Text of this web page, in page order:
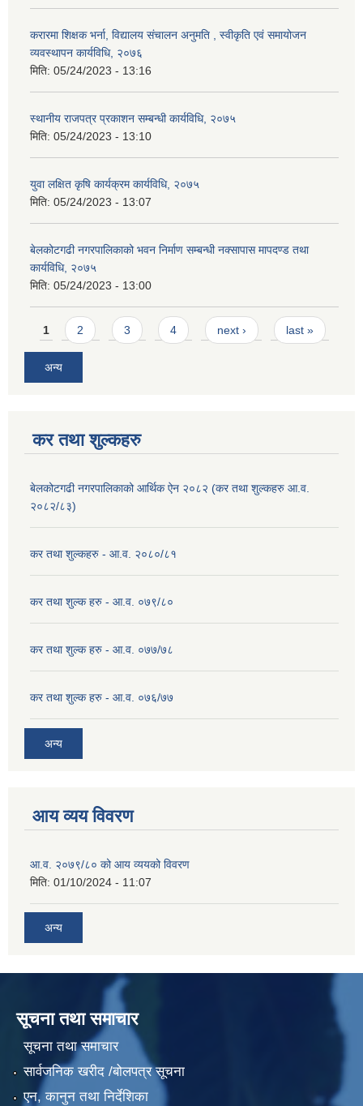
करारमा शिक्षक भर्ना, विद्यालय संचालन अनुमति , स्वीकृति एवं समायोजन
व्यवस्थापन कार्यविधि, २०७६
मिति: 05/24/2023 - 13:16
स्थानीय राजपत्र प्रकाशन सम्बन्धी कार्यविधि, २०७५
मिति: 05/24/2023 - 13:10
युवा लक्षित कृषि कार्यक्रम कार्यविधि, २०७५
मिति: 05/24/2023 - 13:07
बेलकोटगढी नगरपालिकाको भवन निर्माण सम्बन्धी नक्सापास मापदण्ड तथा
कार्यविधि, २०७५
मिति: 05/24/2023 - 13:00
Pages
1 2 3 4 next › last »
अन्य
कर तथा शुल्कहरु
बेलकोटगढी नगरपालिकाको आर्थिक ऐन २०८२ (कर तथा शुल्कहरु आ.व.
२०८२/८३)
कर तथा शुल्कहरु - आ.व. २०८०/८१
कर तथा शुल्क हरु - आ.व. ०७९/८०
कर तथा शुल्क हरु - आ.व. ०७७/७८
कर तथा शुल्क हरु - आ.व. ०७६/७७
अन्य
आय व्यय विवरण
आ.व. २०७९/८० को आय व्ययको विवरण
मिति: 01/10/2024 - 11:07
अन्य
सूचना तथा समाचार
सूचना तथा समाचार
सार्वजनिक खरीद /बोलपत्र सूचना
एन, कानुन तथा निर्देशिका